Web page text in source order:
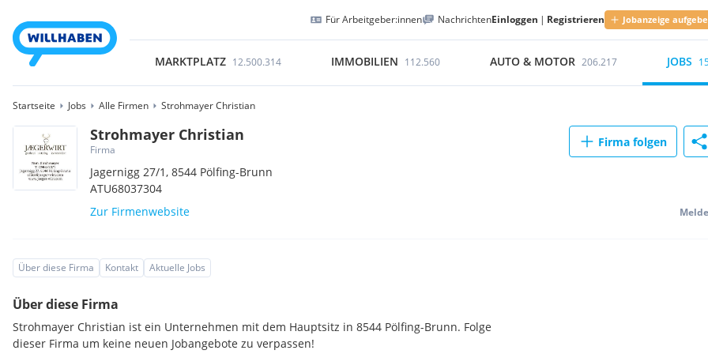
Für Arbeitgeber:innen NachrichtenEinloggen | Registrieren Jobanzeige
MARKTPLATZ 12.500.314 IMMOBILIEN 112.560 AUTO & MOTOR 206.217 JOBS
Startseite Jobs Alle Firmen Strohmayer Christian
Strohmayer Christian
Firma
Jagernigg 27/1,8544 Pölfing-Brunn
ATU68037304
Zur Firmenwebsite
Firma folgen
Über diese Firma Kontakt Aktuelle Jobs
Über diese Firma
Strohmayer Christian ist ein Unternehmen mit dem Hauptsitz in 8544 Pölfing-Brunn. Folge
dieser Firma um keine neuen Jobangebote zu verpassen!